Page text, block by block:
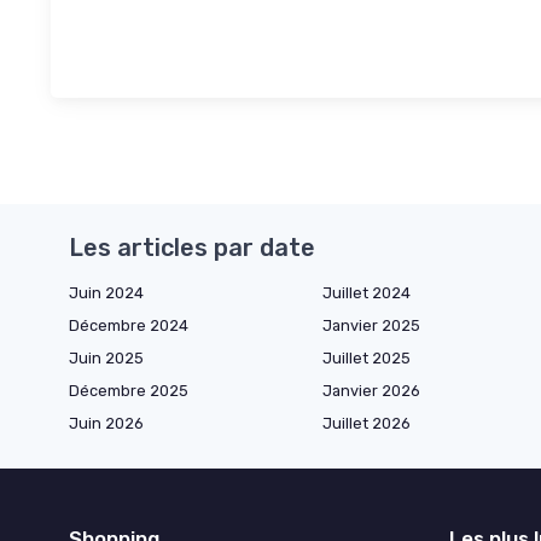
Les articles par date
Juin 2024 Juillet 2024
Décembre 2024
Janvier 2025
Juin 2025
Juillet 2025
Décembre 2025
Janvier 2026
Juin 2026
Juillet 2026